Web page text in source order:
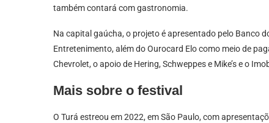
também contará com gastronomia.
Na capital gaúcha, o projeto é apresentado pelo Banco
Entretenimento, além do Ourocard Elo como meio de
Chevrolet, o apoio de Hering, Schweppes e Mike’s e o
Mais sobre o festival
O Turá estreou em 2022, em São Paulo, com